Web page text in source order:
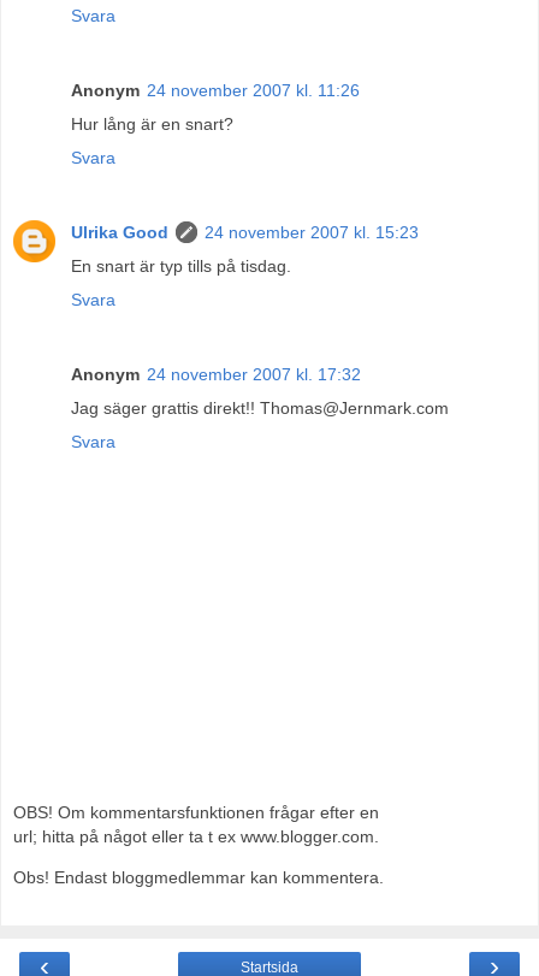
Svara
Anonym 24 november 2007 kl. 11:26
Hur lång är en snart?
Svara
Ulrika Good
24 november 2007 kl. 15:23
En snart är typ tills på tisdag.
Svara
Anonym 24 november 2007 kl. 17:32
Jag säger grattis direkt!! Thomas@Jernmark.com
Svara
OBS! Om kommentarsfunktionen frågar efter en
url; hitta på något eller ta t ex www.blogger.com.
Obs! Endast bloggmedlemmar kan kommentera.
‹ ›
Startsida